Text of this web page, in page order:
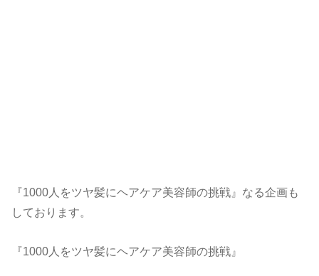
『1000人をツヤ髪にヘアケア美容師の挑戦』なる企画も
しております。
『1000人をツヤ髪にヘアケア美容師の挑戦』